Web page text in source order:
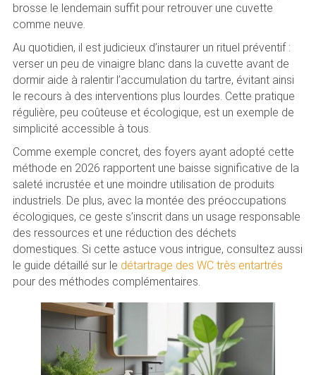
brosse le lendemain suffit pour retrouver une cuvette
comme neuve.
Au quotidien, il est judicieux d’instaurer un rituel préventif :
verser un peu de vinaigre blanc dans la cuvette avant de
dormir aide à ralentir l’accumulation du tartre, évitant ainsi
le recours à des interventions plus lourdes. Cette pratique
régulière, peu coûteuse et écologique, est un exemple de
simplicité accessible à tous.
Comme exemple concret, des foyers ayant adopté cette
méthode en 2026 rapportent une baisse significative de la
saleté incrustée et une moindre utilisation de produits
industriels. De plus, avec la montée des préoccupations
écologiques, ce geste s’inscrit dans un usage responsable
des ressources et une réduction des déchets
domestiques. Si cette astuce vous intrigue, consultez aussi
le guide détaillé sur le détartrage des WC très entartrés
pour des méthodes complémentaires.